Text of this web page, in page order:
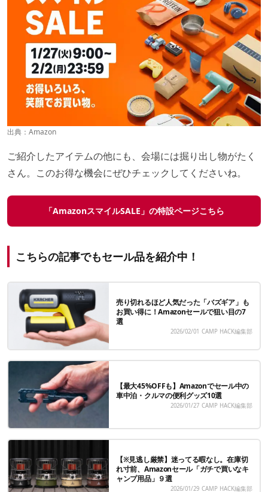
出典： Amazon
ご紹介したアイテムの他にも、会場には掘り出し物がたく
さん。このお得な機会にぜひチェックしてくださいね。
「AmazonスマイルSALE」の特設ページこちら
こちらの記事でもセール品を紹介中！
売り切れるほど人気だった「バズギア」も
お買い得に！Amazonセールで狙い目の7
選
2026/02/01 CAMP HACK編集部
【最大45%OFFも】Amazonでセール中の
車中泊・クルマの便利グッズ10選
2026/01/27 CAMP HACK編集部
【※見逃し厳禁】迷ってる暇なし。在庫切
れ寸前、Amazonセール「ガチで買いなキ
ャンプ用品」９選
2026/01/29 CAMP HACK編集部